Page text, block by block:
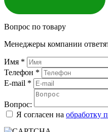
Вопрос по товару
Менеджеры компании
Имя *
Телефон *
E-mail *
Вопрос:
Я согласен на обработку